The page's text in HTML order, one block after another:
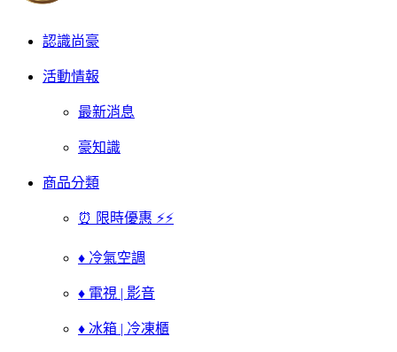
認識尚豪
活動情報
最新消息
豪知識
商品分類
⏰ 限時優惠 ⚡⚡
♦ 冷氣空調
♦ 電視 | 影音
♦ 冰箱 | 冷凍櫃